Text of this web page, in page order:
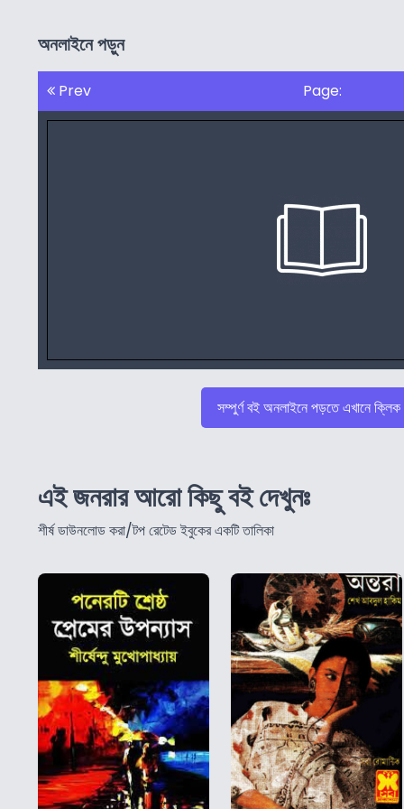
অনলাইনে পড়ুন
Prev Page:
সম্পুর্ণ বই অনলাইনে পড়তে এখানে
এই জনরার আরো কিছু বই দেখুনঃ
শীর্ষ ডাউনলোড করা/টপ রেটেড ইবুকের একটি তালিকা